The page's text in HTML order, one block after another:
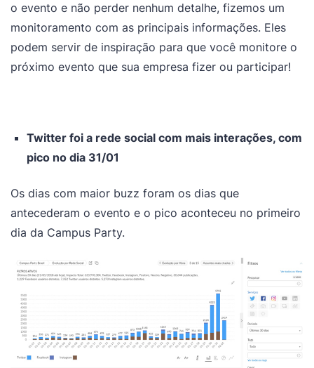
o evento e não perder nenhum detalhe, fizemos um
monitoramento com as principais informações. Eles
podem servir de inspiração para que você monitore o
próximo evento que sua empresa fizer ou participar!
Twitter foi a rede social com mais interações, com
pico no dia 31/01
Os dias com maior buzz foram os dias que
antecederam o evento e o pico aconteceu no primeiro
dia da Campus Party.